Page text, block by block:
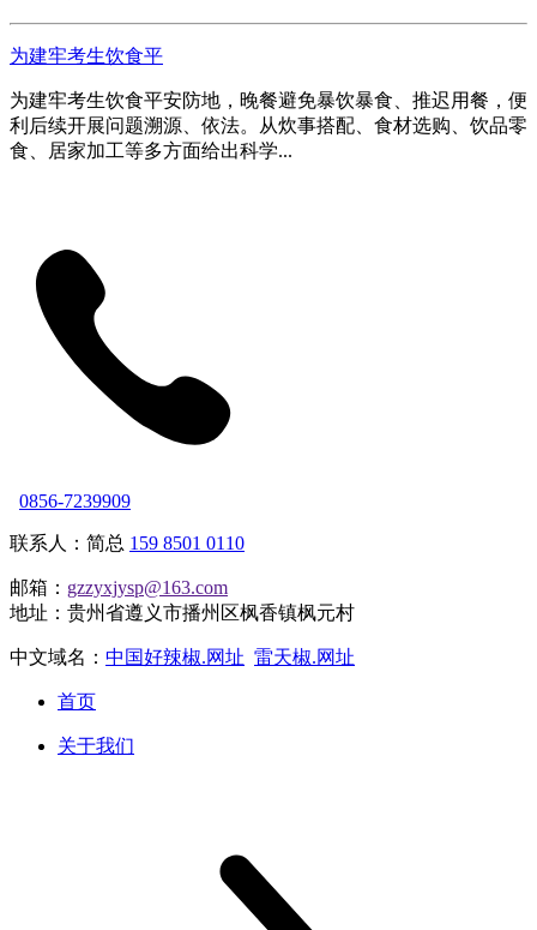
为建牢考生饮食平
为建牢考生饮食平安防地，晚餐避免暴饮暴食、推迟用餐，便
利后续开展问题溯源、依法。从炊事搭配、食材选购、饮品零
食、居家加工等多方面给出科学...
0856-7239909
联系人：简总 159 8501 0110
邮箱： gzzyxjysp@163.com
地址：贵州省遵义市播州区枫香镇枫元村
中文域名： 中国好辣椒.网址 雷天椒.网址
首页
关于我们